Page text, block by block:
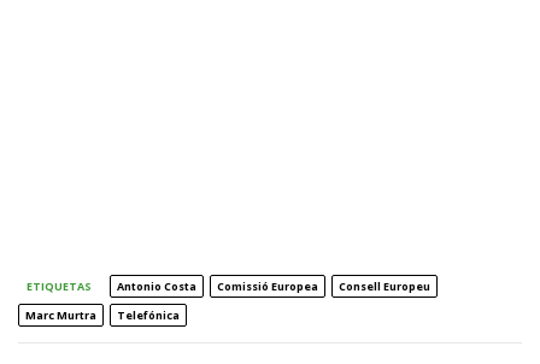
ETIQUETAS Antonio Costa Comissió Europea
Consell Europeu
Marc Murtra
Telefónica